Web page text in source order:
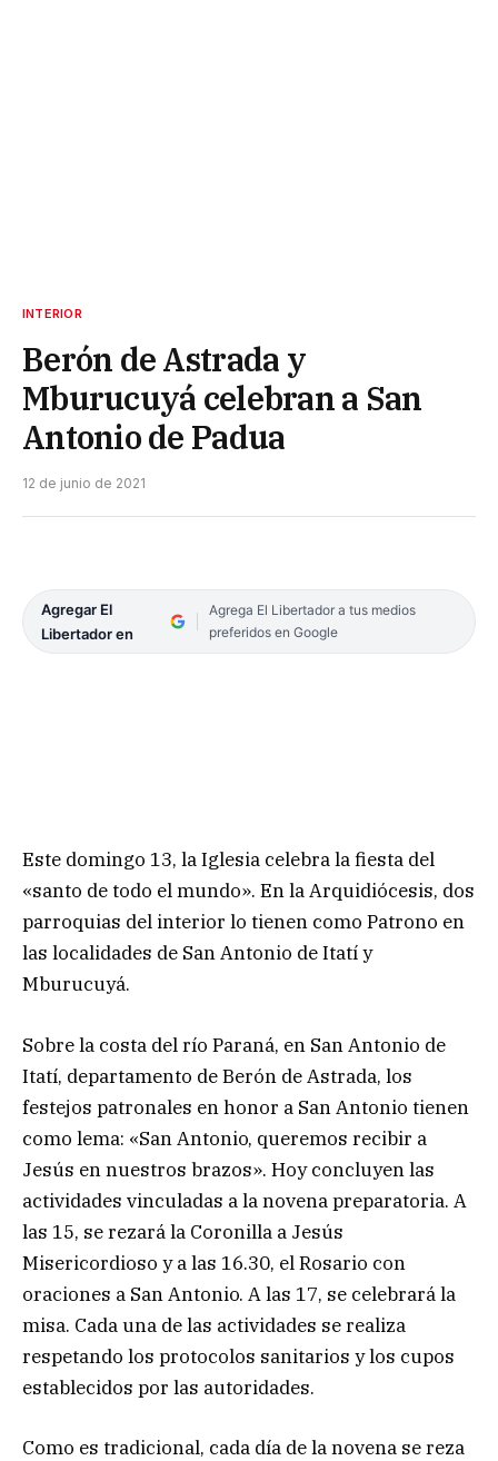
INTERIOR
Berón de Astrada y
Mburucuyá celebran a San
Antonio de Padua
12 de junio de 2021
Agregar El
Libertador en
Agrega El Libertador a tus medios
preferidos en Google
Este domingo 13, la Iglesia celebra la fiesta del
«santo de todo el mundo». En la Arquidiócesis, dos
parroquias del interior lo tienen como Patrono en
las localidades de San Antonio de Itatí y
Mburucuyá.
Sobre la costa del río Paraná, en San Antonio de
Itatí, departamento de Berón de Astrada, los
festejos patronales en honor a San Antonio tienen
como lema: «San Antonio, queremos recibir a
Jesús en nuestros brazos». Hoy concluyen las
actividades vinculadas a la novena preparatoria. A
las 15, se rezará la Coronilla a Jesús
Misericordioso y a las 16.30, el Rosario con
oraciones a San Antonio. A las 17, se celebrará la
misa. Cada una de las actividades se realiza
respetando los protocolos sanitarios y los cupos
establecidos por las autoridades.
Como es tradicional, cada día de la novena se reza